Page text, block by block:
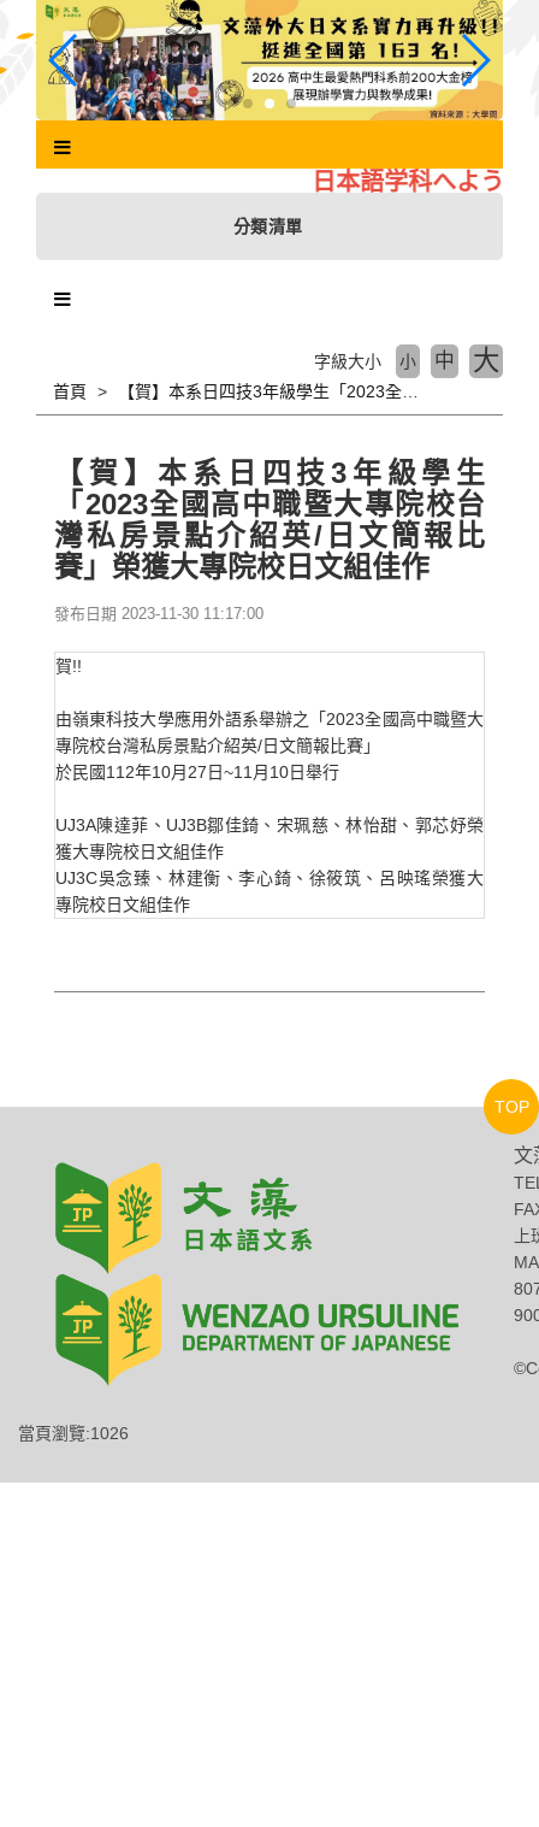
主
日本語学科へようこそ
分類清單
首頁
字級大小 小 中 大
【賀】本系日四技3年級學生
「2023全國高中職暨大專院校台
灣私房景點介紹英/日文簡報比
賽」榮獲大專院校日文組佳作
發布日期 2023-11-30 11:17:00
賀!!
由嶺東科技大學應用外語系舉辦之「2023全國高中職暨大
專院校台灣私房景點介紹英/日文簡報比賽」
於民國112年10月27日~11月10日舉行
UJ3A陳達菲、UJ3B鄒佳錡、宋珮慈、林怡甜、郭芯妤榮
獲大專院校日文組佳作
UJ3C吳念臻、林建衡、李心錡、徐筱筑、呂映瑤榮獲大
專院校日文組佳作
文
當頁瀏覽:1026
TOP